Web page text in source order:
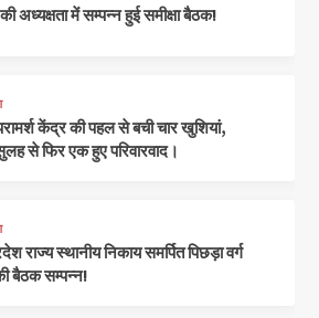
अध्यक्षता में सम्पन्न हुई समीक्षा बैठक!
केंद्र की पहल से बची चार खुशियां,
से फिर एक हुए परिवारवाद।
राज्य स्थानीय निकाय समर्पित पिछड़ा वर्ग
बैठक सम्पन्न!